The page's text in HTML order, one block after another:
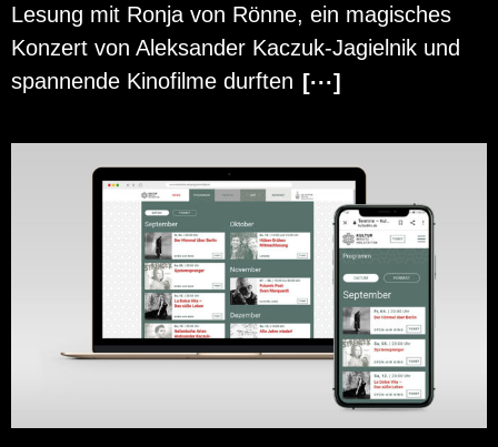
Le­sung mit Ronja von Rönne, ein ma­gi­sches
Kon­zert von Aleksan­der Kac­zuk-Ja­giel­nik und
span­nen­de Ki­no­fil­me durf­ten [···]